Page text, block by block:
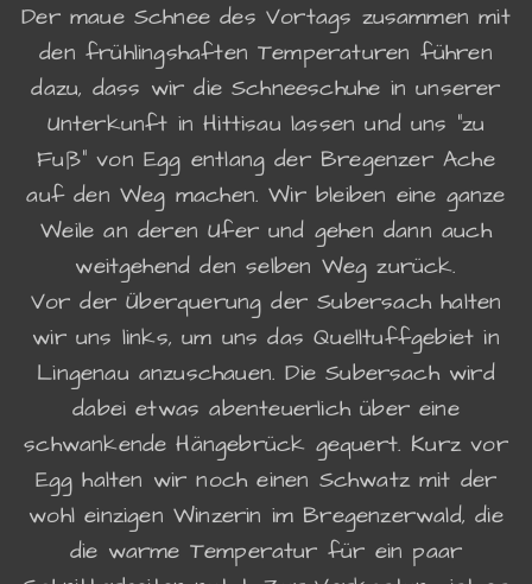
Der maue Schnee des Vortags zusammen mit
den frühlingshaften Temperaturen führen
dazu, dass wir die Schneeschuhe in unserer
Unterkunft in Hittisau lassen und uns "zu
Fuß" von Egg entlang der Bregenzer Ache
auf den Weg machen. Wir bleiben eine ganze
Weile an deren Ufer und gehen dann auch
weitgehend den selben Weg zurück.
Vor der Überquerung der Subersach halten
wir uns links, um uns das Quelltuffgebiet in
Lingenau anzuschauen. Die Subersach wird
dabei etwas abenteuerlich über eine
schwankende Hängebrück gequert. Kurz vor
Egg halten wir noch einen Schwatz mit der
wohl einzigen Winzerin im Bregenzerwald, die
die warme Temperatur für ein paar